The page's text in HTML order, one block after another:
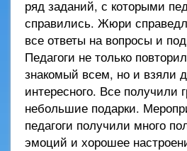
ряд заданий, с которыми
справились. Жюри
все ответы на вопросы и
Педагоги не только
знакомый всем, но и взяли
интересного. Все получили
небольшие подарки.
педагоги получили много
эмоций и хорошее